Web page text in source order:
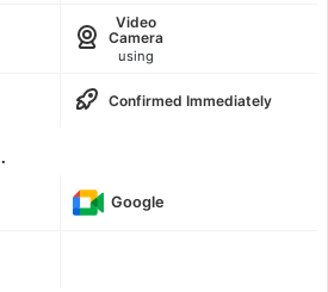
Video
Camera
using
Confirmed Immediately
Google